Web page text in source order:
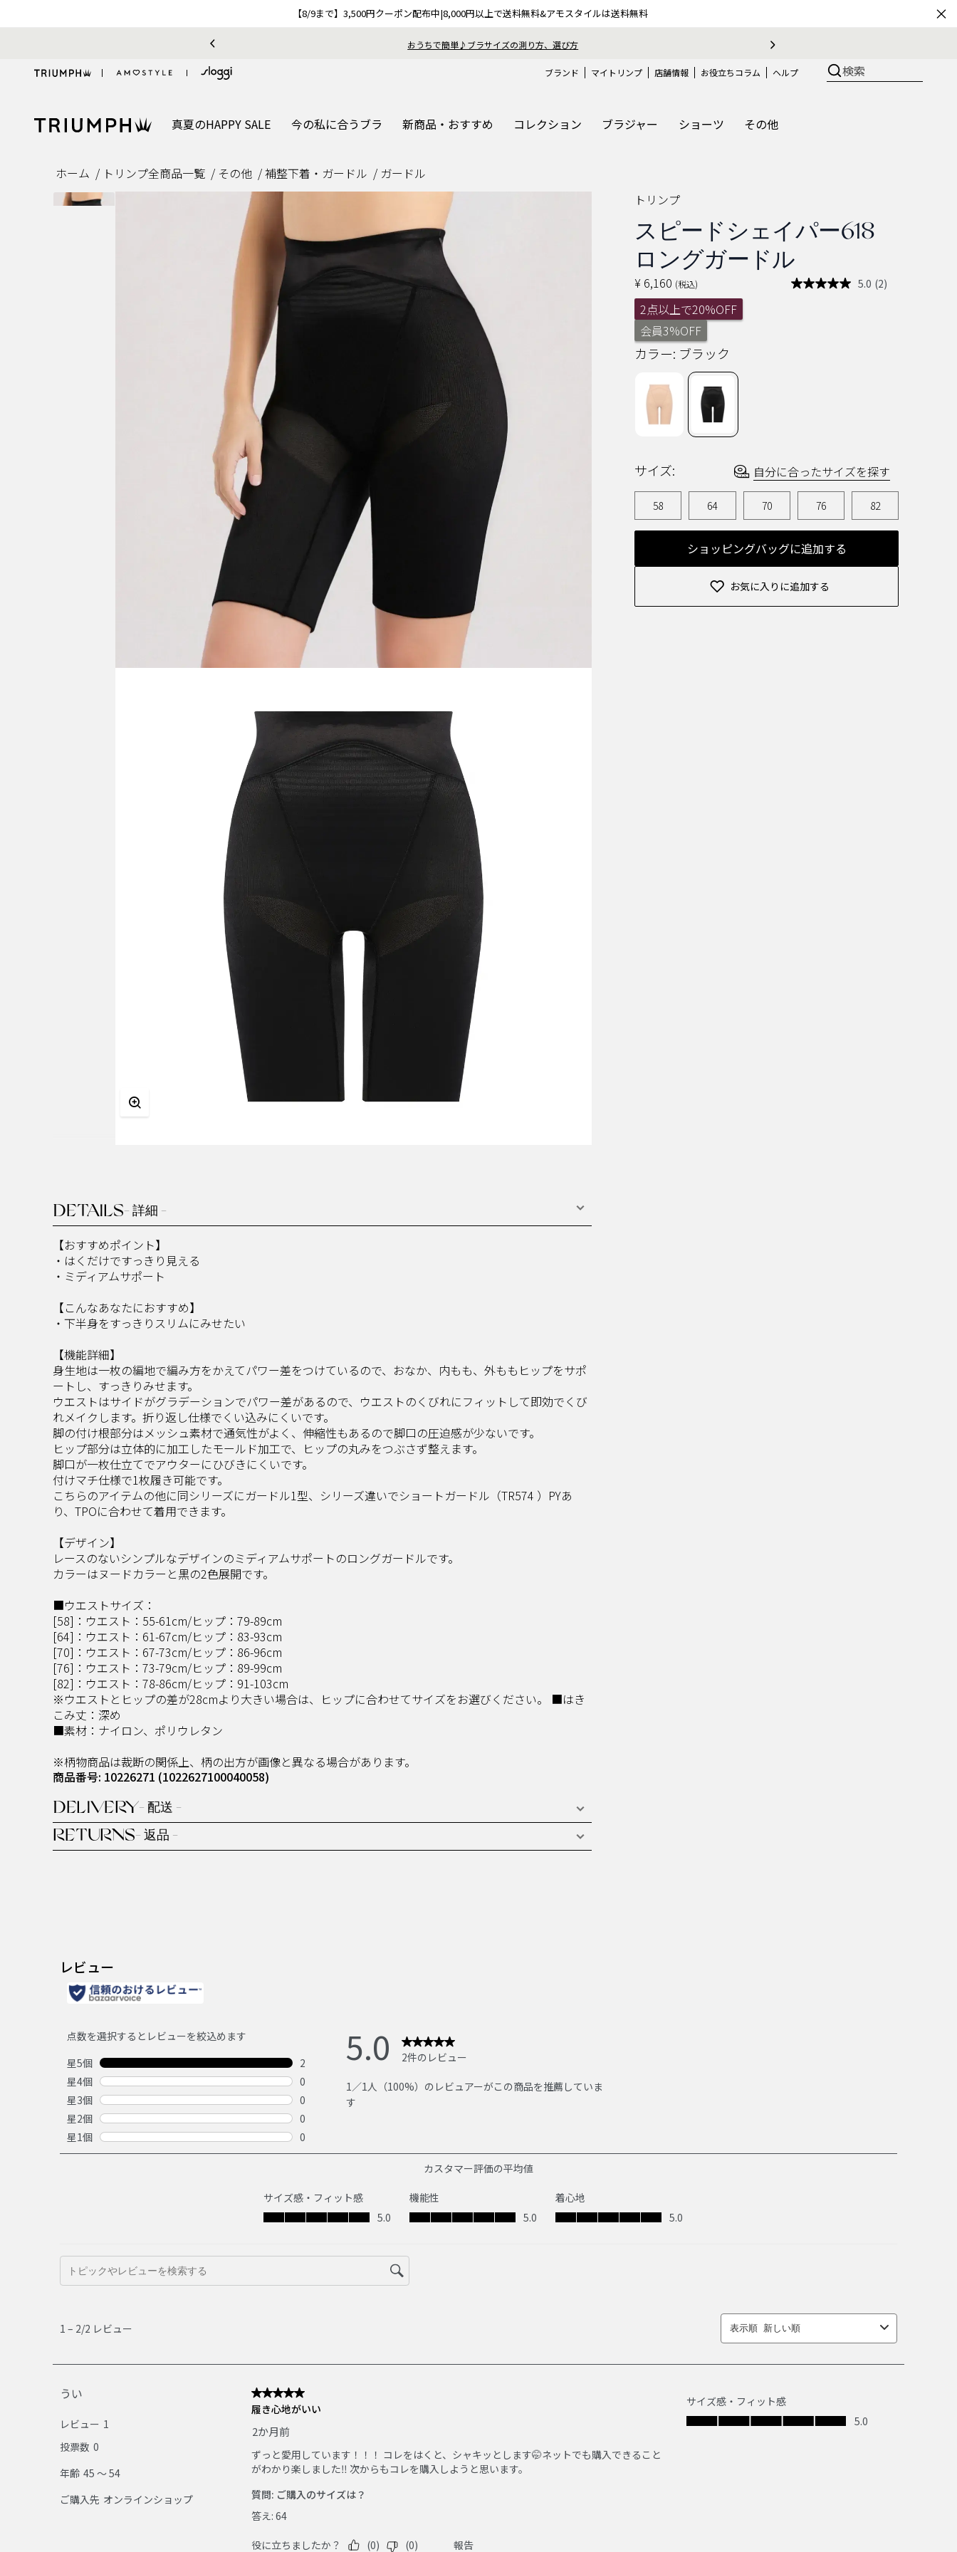
【8/9まで】3,500円クーポン配布中|8,000円以上で送料無料&アモスタイルは送料無料 ×
パスワード設定条件変更のお知らせ
ブランド マイトリンプ 店舗情報 お役立ちコラム ヘルプ
真夏のHAPPY SALE 今の私に合うブラ 新商品・おすすめ コレクション ブラジャー ショーツ その他
検索
ホーム トリンプ全商品一覧 その他 補整下着・ガードル ガードル
DETAILS- 詳細 -
【おすすめポイント】​
・はくだけですっきり見える​​
・ミディアムサポート​
【こんなあなたにおすすめ】
​ ・下半身をすっきりスリムにみせたい​
【機能詳細】​
身生地は一枚の編地で編み方をかえてパワー差をつけているので、おなか、内もも、外ももヒップをサポ
ートし、すっきりみせます。​​
ウエストはサイドがグラデーションでパワー差があるので、ウエストのくびれにフィットして即効でくび
れメイクします。折り返し仕様でくい込みにくいです。​​
脚の付け根部分はメッシュ素材で通気性がよく、伸縮性もあるので脚口の圧迫感が少ないです。​​
ヒップ部分は立体的に加工したモールド加工で、ヒップの丸みをつぶさず整えます。​​
脚口が一枚仕立てでアウターにひびきにくいです。​​
付けマチ仕様で1枚履き可能です。​​
こちらのアイテムの他に同シリーズにガードル1型、シリーズ違いでショートガードル（TR574 ）PYあ
り、TPOに合わせて着用できます。​
【デザイン】​
レースのないシンプルなデザインのミディアムサポートのロングガードルです。​​
カラーはヌードカラーと黒の2色展開です。
■ウエストサイズ：
[58]：ウエスト：55-61cm/ヒップ：79-89cm
[64]：ウエスト：61-67cm/ヒップ：83-93cm
[70]：ウエスト：67-73cm/ヒップ：86-96cm
[76]：ウエスト：73-79cm/ヒップ：89-99cm
[82]：ウエスト：78-86cm/ヒップ：91-103cm
※ウエストとヒップの差が28cmより大きい場合は、ヒップに合わせてサイズをお選びください。 ■はき
こみ丈：深め
■素材：ナイロン、ポリウレタン
※柄物商品は裁断の関係上、柄の出方が画像と異なる場合があります。
商品番号: 10226271 (1022627100040058)
DELIVERY- 配送 -
RETURNS- 返品 -
トリンプ
スピードシェイパー618
ロングガードル
¥ 6,160 (税込) 5.0 レ
(2)
2点以上で20%OFF
会員3%OFF
カラー: ブラック
サイズ: 自分に合ったサイズを探す
58 64 70 76 82
ショッピングバッグに追加する
お気に入りに追加する